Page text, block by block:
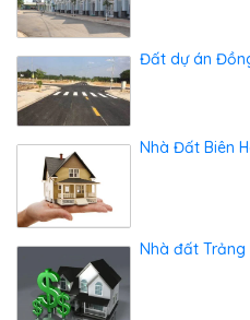
Đất dự án
Nhà Đất Biên
Nhà đất